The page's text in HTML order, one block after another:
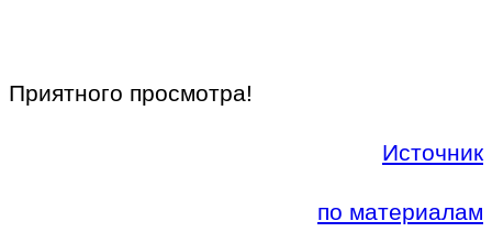
Приятного просмотра!
Источник
по материалам